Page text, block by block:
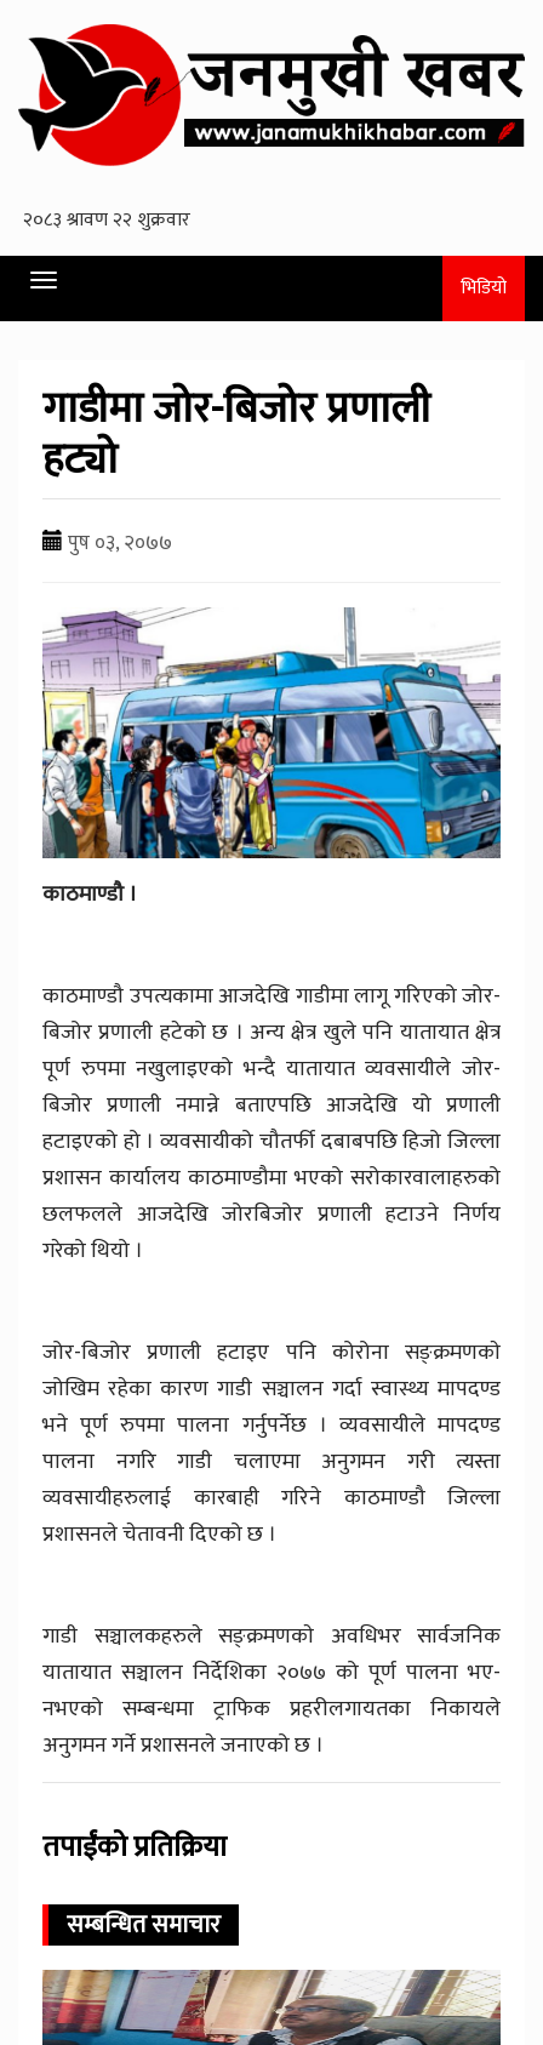
Toggle
navigation
भिडियो
गाडीमा जोर-बिजोर प्रणाली
हट्यो
पुष ०३, २०७७
काठमाण्डौ ।
काठमाण्डौ उपत्यकामा आजदेखि गाडीमा लागू गरिएको जोर-
बिजोर प्रणाली हटेको छ । अन्य क्षेत्र खुले पनि यातायात क्षेत्र
पूर्ण रुपमा नखुलाइएको भन्दै यातायात व्यवसायीले जोर-
बिजोर प्रणाली नमान्ने बताएपछि आजदेखि यो प्रणाली
हटाइएको हो । व्यवसायीको चौतर्फी दबाबपछि हिजो जिल्ला
प्रशासन कार्यालय काठमाण्डौमा भएको सरोकारवालाहरुको
छलफलले आजदेखि जोरबिजोर प्रणाली हटाउने निर्णय
गरेको थियो ।
जोर-बिजोर प्रणाली हटाइए पनि कोरोना सङ्क्रमणकाे
जोखिम रहेका कारण गाडी सञ्चालन गर्दा स्वास्थ्य मापदण्ड
भने पूर्ण रुपमा पालना गर्नुपर्नेछ । व्यवसायीले मापदण्ड
पालना नगरि गाडी चलाएमा अनुगमन गरी त्यस्ता
व्यवसायीहरुलाई कारबाही गरिने काठमाण्डौ जिल्ला
प्रशासनले चेतावनी दिएको छ ।
गाडी सञ्चालकहरुले सङ्क्रमणकाे अवधिभर सार्वजनिक
यातायात सञ्चालन निर्देशिका २०७७ को पूर्ण पालना भए-
नभएको सम्बन्धमा ट्राफिक प्रहरीलगायतका निकायले
अनुगमन गर्ने प्रशासनले जनाएको छ ।
तपाईंको प्रतिक्रिया
सम्बन्धित समाचार